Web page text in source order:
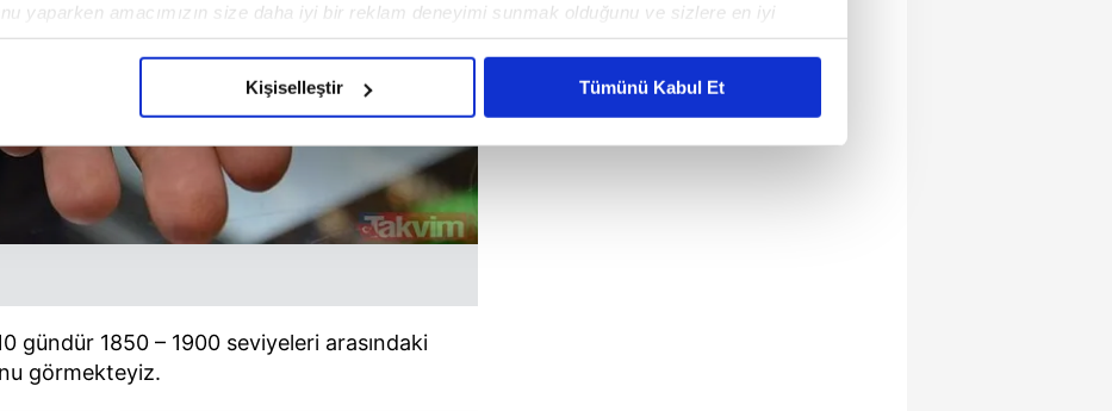
yaparken amacımızın size daha iyi bir reklam deneyimi sunmak olduğunu ve sizlere en iyi
elimizden gelen çabayı gösterdiğimizi ve bu noktada, reklamların maliyetlerimizi karşılamak
sunabilmek için İnternet Sitemizde kendimize ve üçüncü kişilere ait çerezler kullanılmaktadır. Bu
kişisel verileriniz işlenmekte olup gerekli olan çerezler bilgi toplumu hizmetlerinin sunulması
Diğer çerezler, sitemizin daha işlevsel kılınması ve kişiselleştirilmesi ve sizlere yönelik
Bilgilendirme Metnimiziziyaret edebilirsiniz.
Kişiselleştir Tümünü Kabul Et
gündür 1850 – 1900 seviyeleri arasındaki
görmekteyiz.